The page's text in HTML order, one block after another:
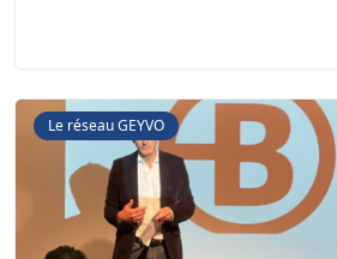
Le réseau GEYVO